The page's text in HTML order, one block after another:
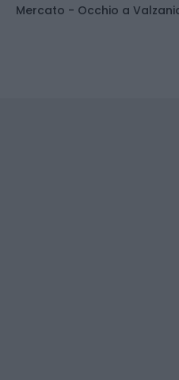
Mercato - Occhio a